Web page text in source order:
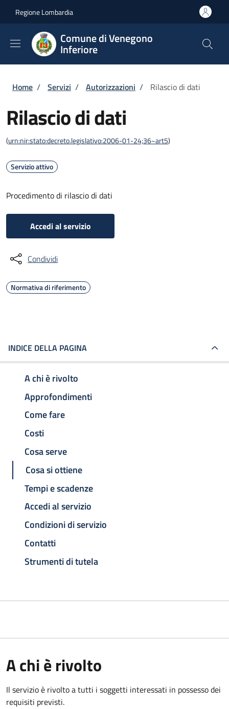
Regione Lombardia
Comune di Venegono
Inferiore
Briciole di pane
Home / Servizi / Autorizzazioni / Rilascio di dati
Rilascio di dati
(urn:nir:stato:decreto.legislativo:2006-01-24;36~art5)
Servizio attivo
Procedimento di rilascio di dati
Accedi al servizio
Condividi
Normativa di riferimento
INDICE DELLA PAGINA
A chi è rivolto
Approfondimenti
Come fare
Costi
Cosa serve
Cosa si ottiene
Tempi e scadenze
Accedi al servizio
Condizioni di servizio
Contatti
Strumenti di tutela
A chi è rivolto
Il servizio è rivolto a tutti i soggetti interessati in possesso dei
requisiti previsti.